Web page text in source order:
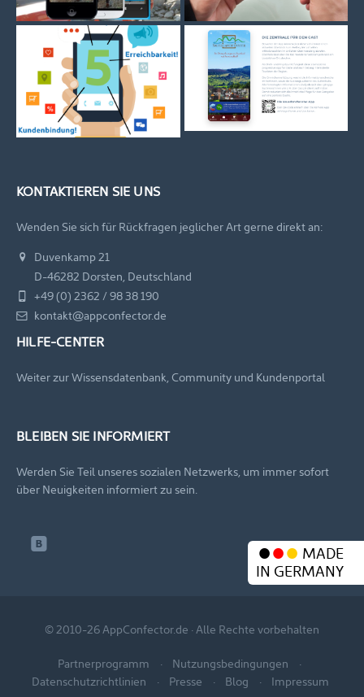
KONTAKTIEREN SIE UNS
Wenden Sie sich für Rückfragen jeglicher Art gerne direkt an:
Duvenkamp 21
D-46282 Dorsten, Deutschland
+49 (0) 2362 / 98 38 190
kontakt@appconfector.de
HILFE-CENTER
Weiter zur Wissensdatenbank, Community und Kundenportal
BLEIBEN SIE INFORMIERT
Werden Sie Teil unseres sozialen Netzwerks, um immer sofort
über Neuigkeiten informiert zu sein.
MADE
IN GERMANY
© 2010-26 AppConfector.de · Alle Rechte vorbehalten
Partnerprogramm
Nutzungsbedingungen
Datenschutzrichtlinien
Presse Blog Impressum